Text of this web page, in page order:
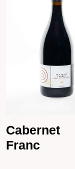
Cabernet
Franc